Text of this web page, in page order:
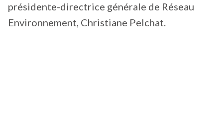
présidente-directrice générale de Réseau
Environnement, Christiane Pelchat.